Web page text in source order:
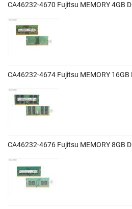
CA46232-4670 Fujitsu MEMORY 4GB
CA46232-4674 Fujitsu MEMORY 16GB
CA46232-4676 Fujitsu MEMORY 8GB